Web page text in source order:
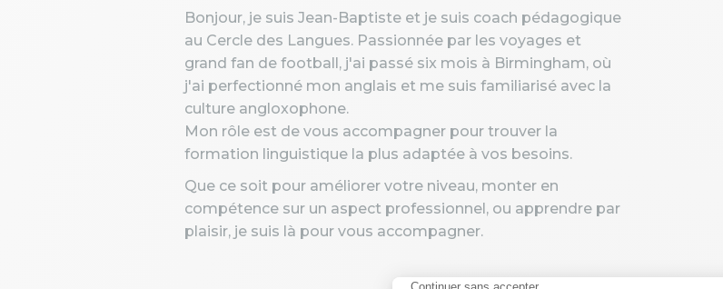
Bonjour, je suis Jean-Baptiste et je suis coach pédagogique
au Cercle des Langues. Passionnée par les voyages et
grand fan de football, j'ai passé six mois à Birmingham, où
j'ai perfectionné mon anglais et me suis familiarisé avec la
culture angloxophone.
Mon rôle est de vous accompagner pour trouver la
formation linguistique la plus adaptée à vos besoins.
Que ce soit pour améliorer votre niveau, monter en
compétence sur un aspect professionnel, ou apprendre par
plaisir, je suis là pour vous accompagner.